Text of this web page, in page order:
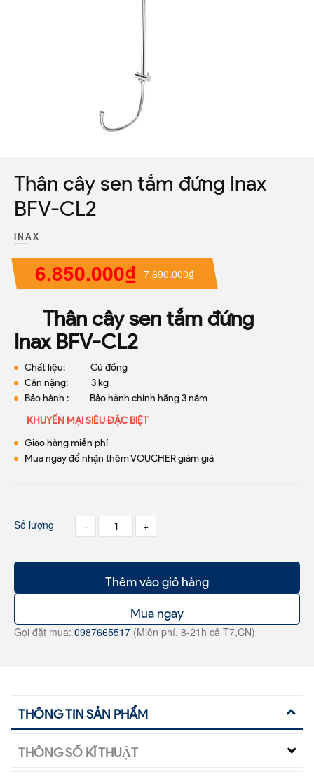
Thân cây sen tắm đứng Inax
BFV-CL2
INAX
6.850.000₫ 7.690.000₫
Thân cây sen tắm đứng
Inax BFV-CL2
Chất liệu: Củ đồng
Cân nặng: 3 kg
Bảo hành : Bảo hành chính hãng 3 năm
KHUYẾN MẠI SIÊU ĐẶC BIỆT
Giao hàng miễn phí
Mua ngay để nhận thêm VOUCHER giảm giá
Số lượng - +
Thêm vào giỏ hàng
Mua ngay
Gọi đặt mua: 0987665517 (Miễn phí, 8-21h cả T7,CN)
THÔNG TIN SẢN PHẨM
THÔNG SỐ KĨ THUẬT